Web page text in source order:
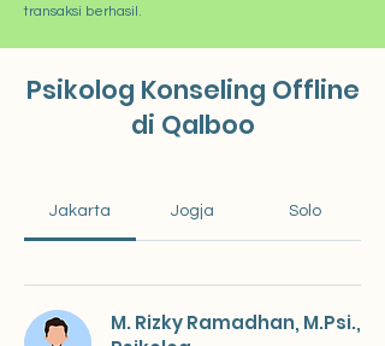
transaksi berhasil.
Psikolog Konseling Offline
di Qalboo
Jakarta Jogja Solo
M. Rizky Ramadhan, M.Psi.,